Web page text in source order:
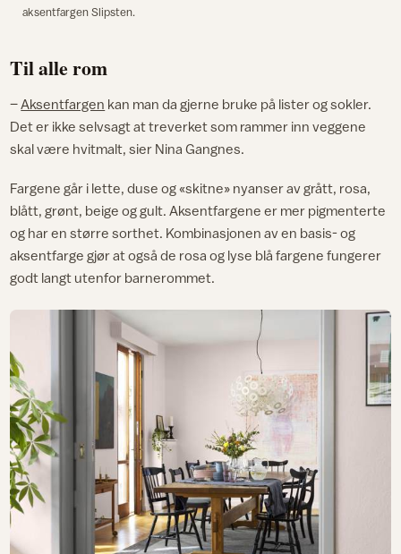
aksentfargen Slipsten.
Til alle rom
–Aksentfargen kan man da gjerne bruke på lister og sokler.
Det er ikke selvsagt at treverket som rammer inn veggene
skal være hvitmalt, sier Nina Gangnes.
Fargene går i lette, duse og «skitne» nyanser av grått, rosa,
blått, grønt, beige og gult. Aksentfargene er mer pigmenterte
og har en større sorthet. Kombinasjonen av en basis- og
aksentfarge gjør at også de rosa og lyse blå fargene fungerer
godt langt utenfor barnerommet.